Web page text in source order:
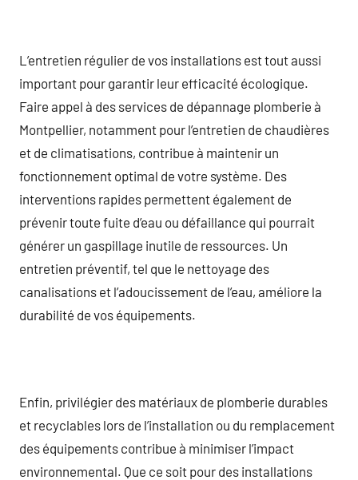
L’entretien régulier de vos installations est tout aussi
important pour garantir leur efficacité écologique.
Faire appel à des services de dépannage plomberie à
Montpellier, notamment pour l’entretien de chaudières
et de climatisations, contribue à maintenir un
fonctionnement optimal de votre système. Des
interventions rapides permettent également de
prévenir toute fuite d’eau ou défaillance qui pourrait
générer un gaspillage inutile de ressources. Un
entretien préventif, tel que le nettoyage des
canalisations et l’adoucissement de l’eau, améliore la
durabilité de vos équipements.
Enfin, privilégier des matériaux de plomberie durables
et recyclables lors de l’installation ou du remplacement
des équipements contribue à minimiser l’impact
environnemental. Que ce soit pour des installations